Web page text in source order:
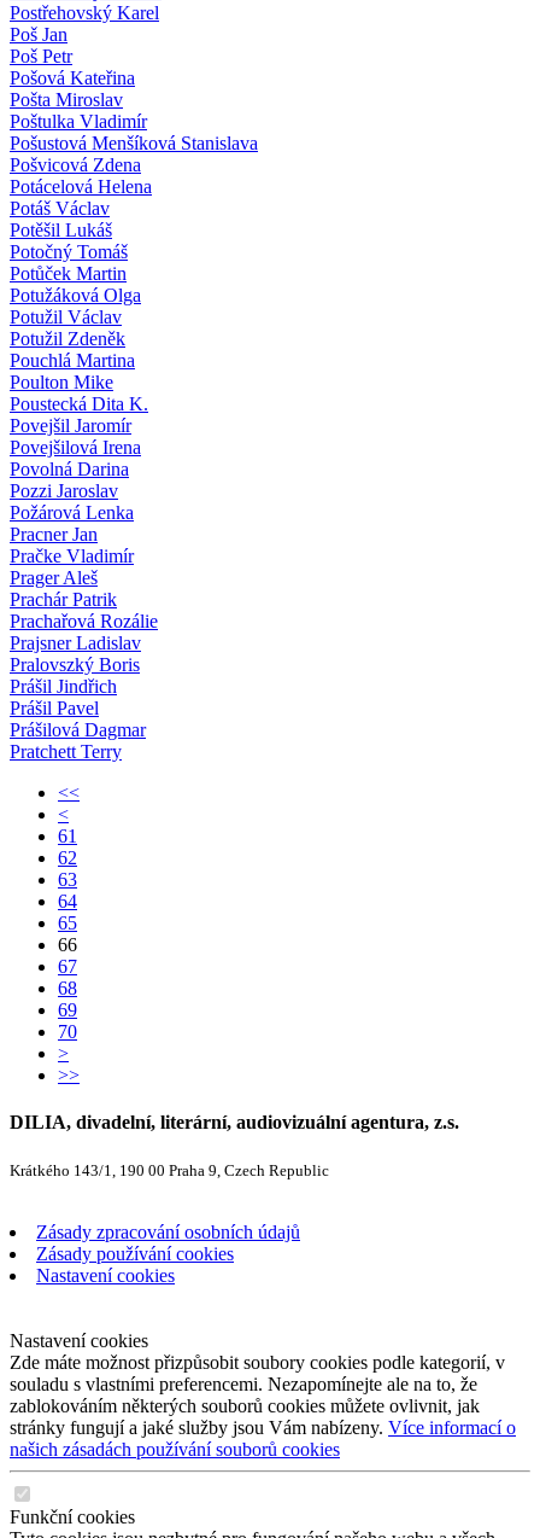
Postřehovský Karel
Poš Jan
Poš Petr
Pošová Kateřina
Pošta Miroslav
Poštulka Vladimír
Pošustová Menšíková Stanislava
Pošvicová Zdena
Potácelová Helena
Potáš Václav
Potěšil Lukáš
Potočný Tomáš
Potůček Martin
Potužáková Olga
Potužil Václav
Potužil Zdeněk
Pouchlá Martina
Poulton Mike
Poustecká Dita K.
Povejšil Jaromír
Povejšilová Irena
Povolná Darina
Pozzi Jaroslav
Požárová Lenka
Pracner Jan
Pračke Vladimír
Prager Aleš
Prachár Patrik
Prachařová Rozálie
Prajsner Ladislav
Pralovszký Boris
Prášil Jindřich
Prášil Pavel
Prášilová Dagmar
Pratchett Terry
<<
<
61
62
63
64
65
66
67
68
69
70
>
>>
DILIA, divadelní, literární, audiovizuální agentura, z.s.
Krátkého 143/1, 190 00 Praha 9, Czech Republic
Zásady zpracování osobních údajů
Zásady používání cookies
Nastavení cookies
Nastavení cookies
Zde máte možnost přizpůsobit soubory cookies podle kategorií, v
souladu s vlastními preferencemi. Nezapomínejte ale na to, že
zablokováním některých souborů cookies můžete ovlivnit, jak
stránky fungují a jaké služby jsou Vám nabízeny. Více informací o
našich zásadách používání souborů cookies
Funkční cookies